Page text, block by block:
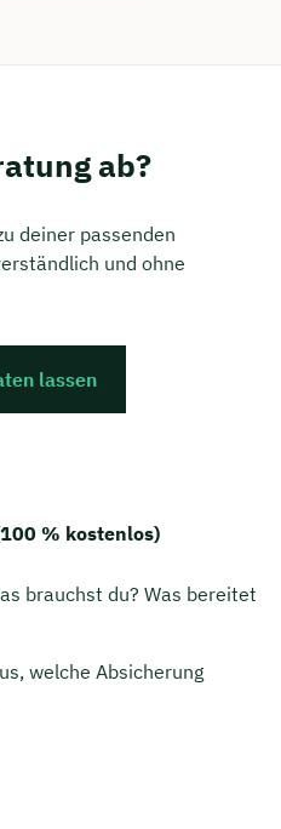
ab?
deiner passenden
und ohne
lassen
% kostenlos)
brauchst du? Was bereitet
welche Absicherung